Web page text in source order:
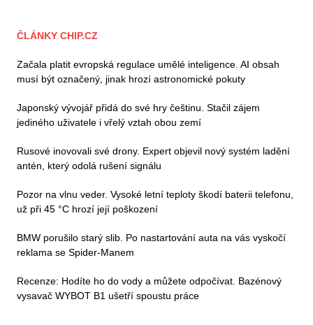
ČLÁNKY CHIP.CZ
Začala platit evropská regulace umělé inteligence. AI obsah
musí být označený, jinak hrozí astronomické pokuty
Japonský vývojář přidá do své hry češtinu. Stačil zájem
jediného uživatele i vřelý vztah obou zemí
Rusové inovovali své drony. Expert objevil nový systém ladění
antén, který odolá rušení signálu
Pozor na vlnu veder. Vysoké letní teploty škodí baterii telefonu,
už při 45 °C hrozí její poškození
BMW porušilo starý slib. Po nastartování auta na vás vyskočí
reklama se Spider-Manem
Recenze: Hodíte ho do vody a můžete odpočívat. Bazénový
vysavač WYBOT B1 ušetří spoustu práce